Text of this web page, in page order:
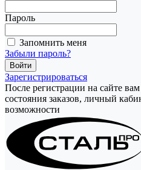
Пароль
Запомнить меня
Забыли пароль?
Зарегистрироваться
После регистрации на сайте
состояния заказов, личный
возможности